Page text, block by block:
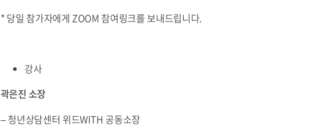
* 당일 참가자에게 ZOOM 참여링크를 보내드립니다.
강사
곽은진 소장
– 청년상담센터 위드WITH 공동소장